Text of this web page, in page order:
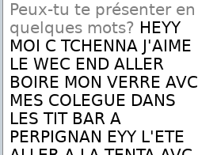
Peux-tu te présenter en
quelques mots? HEYY
MOI C TCHENNA J'AIME
LE WEC END ALLER
BOIRE MON VERRE AVC
MES COLEGUE DANS
LES TIT BAR A
PERPIGNAN EYY L'ETE